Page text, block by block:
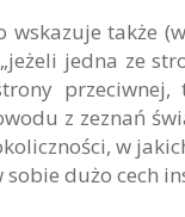
wskazuje także
jedna ze
z zeznań
w
sobie dużo cech